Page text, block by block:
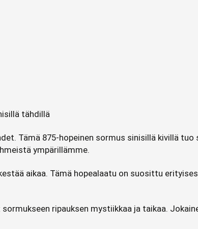
tähdillä
Tämä 875-hopeinen sormus sinisillä kivillä
ympärillämme.
aikaa. Tämä hopealaatu on suosittu
ripauksen mystiikkaa ja taikaa.